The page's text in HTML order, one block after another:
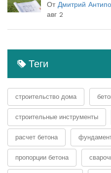
От Дмитрий
авг 2
Теги
строительство дома
строительные инструменты
расчет бетона
пропорции бетона